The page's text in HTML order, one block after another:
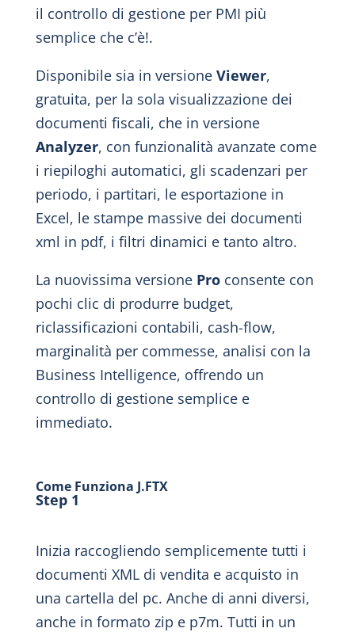
il controllo di gestione per PMI più
semplice che c’è!.
Disponibile sia in versione Viewer,
gratuita, per la sola visualizzazione dei
documenti fiscali, che in versione
Analyzer, con funzionalità avanzate come
i riepiloghi automatici, gli scadenzari per
periodo, i partitari, le esportazione in
Excel, le stampe massive dei documenti
xml in pdf, i filtri dinamici e tanto altro.
La nuovissima versione Proconsente con
pochi clic di produrre budget,
riclassificazioni contabili, cash-flow,
marginalità per commesse, analisi con la
Business Intelligence, offrendo un
controllo di gestione semplice e
immediato.
Come Funziona J.FTX
Step 1
Inizia raccogliendo semplicemente tutti i
documenti XML di vendita e acquisto in
una cartella del pc. Anche di anni diversi,
anche in formato zip e p7m. Tutti in un